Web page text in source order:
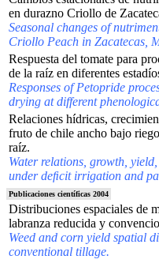
en durazno Criollo de
Seasonal changes of
Criollo Peach in Zacatecas,
Respuesta del tomate para
de la raíz en diferentes
Responses of Petopride
drying at different
Relaciones hídricas,
fruto de chile ancho bajo
raíz.
Water relations, growth,
under deﬁcit irrigation and
Publicaciones científicas 2004
Distribuciones espaciales de
labranza reducida y
Weed and corn yield spatial
conventional tillage.